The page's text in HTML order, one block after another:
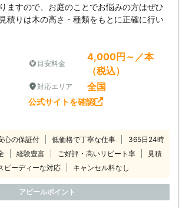
ますので、お庭のことでお悩みの方はぜひ
積りは木の高さ・種類をもとに正確に行い
目安料金
4,000円～／本
（税込）
対応エリア 全国
公式サイトを確認
心の保証付 低価格で丁寧な仕事
365日24時
経験豊富 ご好評・高いリピート率
見積
ピーディーな対応 キャンセル料なし
アピールポイント